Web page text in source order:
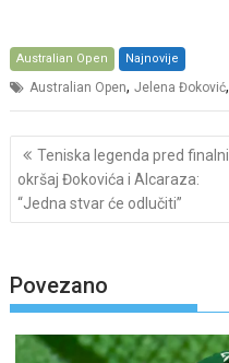
Australian Open Najnovije
Australian Open,Jelena Đoković,
Post
navigation
Teniska legenda pred finalni
okršaj Đokovića i Alcaraza:
“Jedna stvar će odlučiti”
Povezano